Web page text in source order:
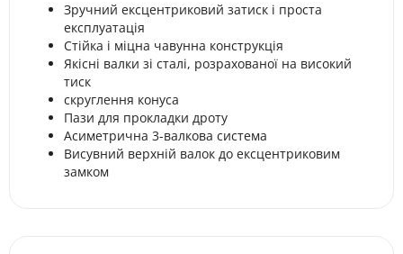
Зручний ексцентриковий затиск і проста
експлуатація
Стійка і міцна чавунна конструкція
Якісні валки зі сталі, розрахованої на високий
тиск
скруглення конуса
Пази для прокладки дроту
Асиметрична 3-валкова система
Висувний верхній валок до ексцентриковим
замком